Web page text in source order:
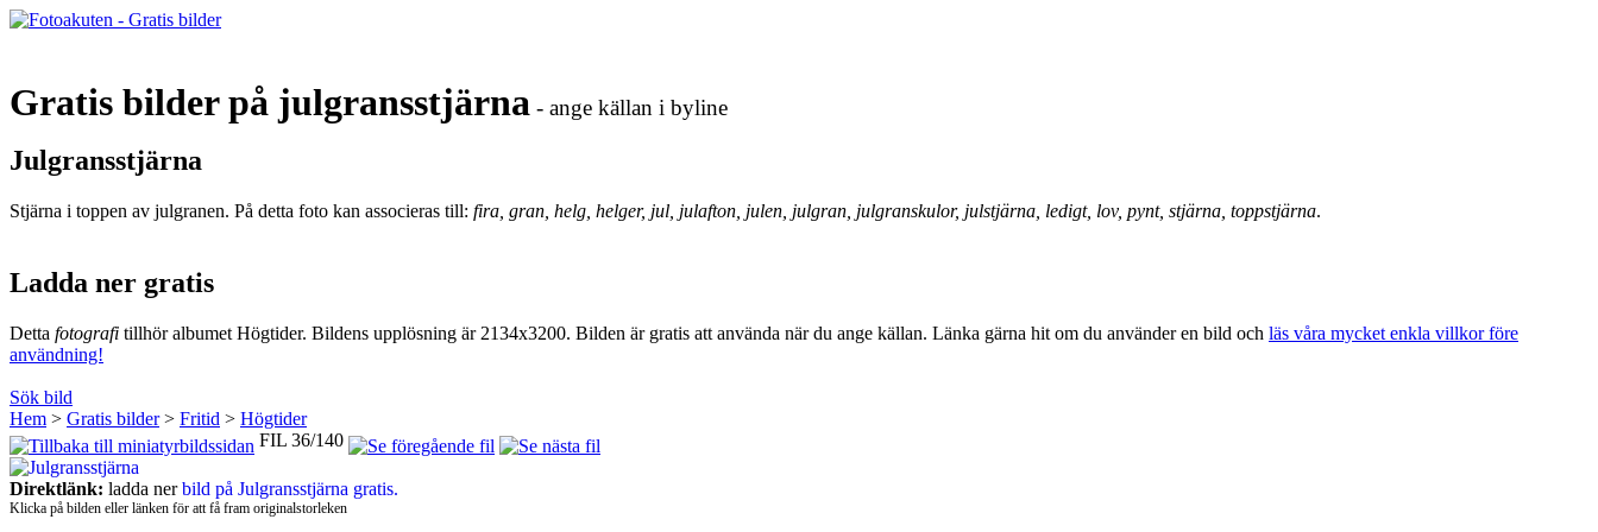
Gratis bilder på julgransstjärna - ange källan i byline
Julgransstjärna
Stjärna i toppen av julgranen. På detta foto kan associeras till: fira, gran, helg, helger, jul, julafton, julen, julgran, julgranskulor, julstjärna, ledigt, lov, pynt, stjärna, toppstjärna.
Ladda ner gratis
Detta fotografi tillhör albumet Högtider. Bildens upplösning är 2134x3200. Bilden är gratis att använda när du ange källan. Länka gärna hit om du använder en bild och läs våra mycket enkla villkor före
användning!
Sök bild
Hem > Gratis bilder> Fritid > Högtider
FIL 36/140
Direktlänk: ladda nerbild på Julgransstjärna gratis.
Klicka på bilden eller länken för att få fram originalstorleken